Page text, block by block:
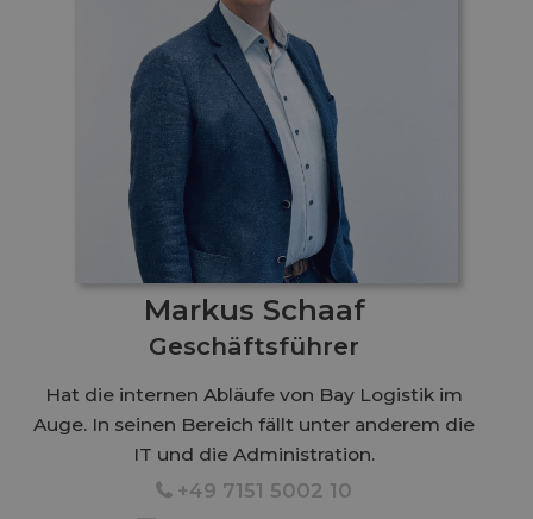
Markus Schaaf
Geschäftsführer
Hat die internen Abläufe von Bay Logistik im
Auge. In seinen Bereich fällt unter anderem die
IT und die Administration.
1+49 7151 5002 10